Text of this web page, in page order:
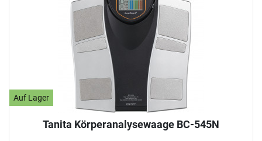
Auf Lager
Tanita Körperanalysewaage BC-545N